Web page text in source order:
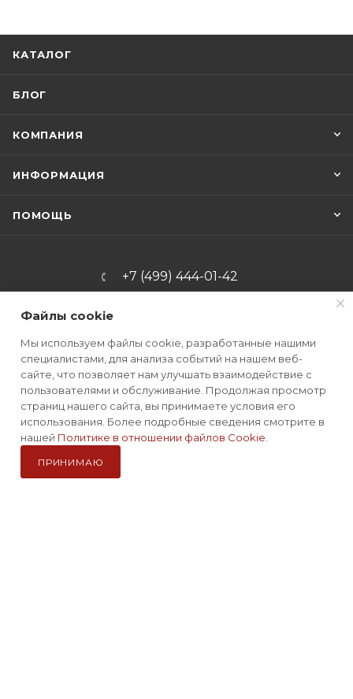
КАТАЛОГ
БЛОГ
КОМПАНИЯ
ИНФОРМАЦИЯ
ПОМОЩЬ
+7 (499) 444-01-42
Офис: г. Москва, Варшавское
шоссе, д. 47, корп. 4, пом. 19
Наша миссия:
СОЗДАВАТЬ ЯРКИЕ ПОЛОЖИТЕЛЬНЫЕ ЭМОЦИИ ОТ
АКТИВНОЙ ЖИЗНИ И ОТДЫХА
Файлы cookie
Мы используем файлы cookie, разработанные нашими
специалистами, для анализа событий на нашем веб-
сайте, что позволяет нам улучшать взаимодействие с
пользователями и обслуживание. Продолжая просмотр
страниц нашего сайта, вы принимаете условия его
использования. Более подробные сведения смотрите в
нашей Политике в отношении файлов Cookie
ПРИНИМАЮ
Каталог
Избранные